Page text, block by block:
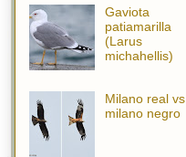
Gaviota
patiamarilla
(Larus
michahellis)
Milano real vs.
milano negro